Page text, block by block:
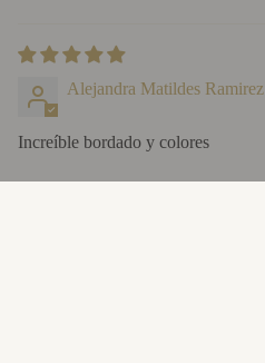
Alejandra Matildes Ramirez
Increíble bordado y colores